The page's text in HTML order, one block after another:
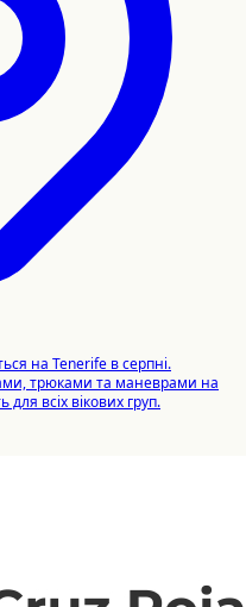
на Tenerife в серпні.
трюками та маневрами на
для всіх вікових груп.